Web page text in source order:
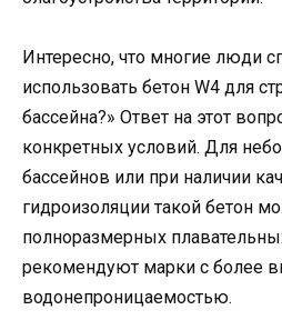
Интересно, что многие люди
использовать бетон W4 для
бассейна?» Ответ на этот
конкретных условий. Для
бассейнов или при наличии
гидроизоляции такой бетон
полноразмерных
рекомендуют марки с более
водонепроницаемостью.